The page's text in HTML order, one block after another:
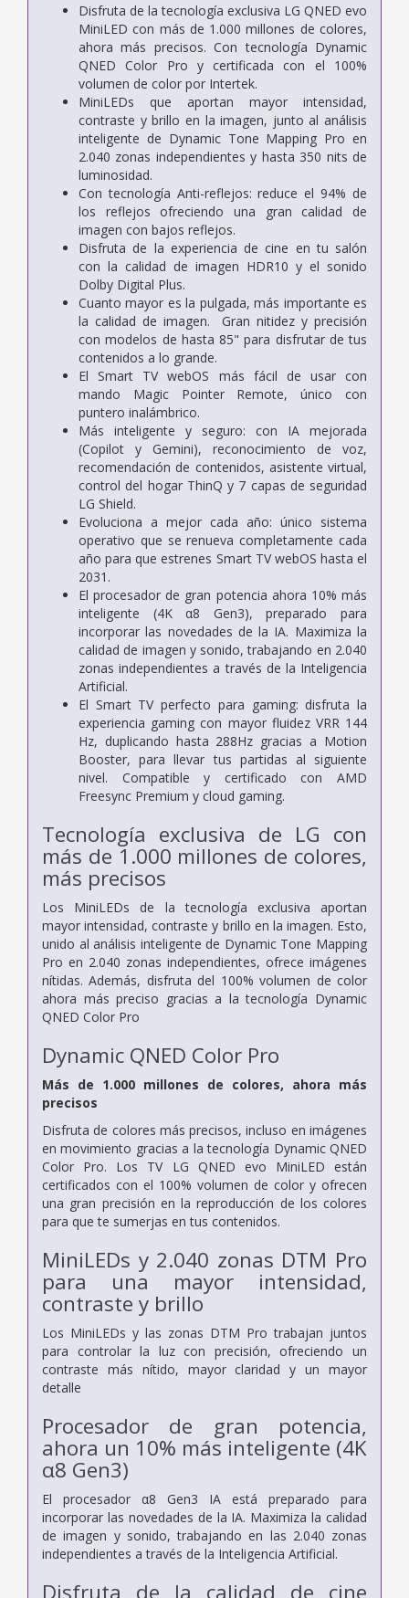
Disfruta de la tecnología exclusiva LG QNED evo
MiniLED con más de 1.000 millones de colores,
ahora más precisos. Con tecnología Dynamic
QNED Color Pro y certificada con el 100%
volumen de color por Intertek.
MiniLEDs que aportan mayor intensidad,
contraste y brillo en la imagen, junto al análisis
inteligente de Dynamic Tone Mapping Pro en
2.040 zonas independientes y hasta 350 nits de
luminosidad.
Con tecnología Anti-reflejos: reduce el 94% de
los reflejos ofreciendo una gran calidad de
imagen con bajos reflejos.
Disfruta de la experiencia de cine en tu salón
con la calidad de imagen HDR10 y el sonido
Dolby Digital Plus.
Cuanto mayor es la pulgada, más importante es
la calidad de imagen. Gran nitidez y precisión
con modelos de hasta 85" para disfrutar de tus
contenidos a lo grande.
El Smart TV webOS más fácil de usar con
mando Magic Pointer Remote, único con
puntero inalámbrico.
Más inteligente y seguro: con IA mejorada
(Copilot y Gemini), reconocimiento de voz,
recomendación de contenidos, asistente virtual,
control del hogar ThinQ y 7 capas de seguridad
LG Shield.
Evoluciona a mejor cada año: único sistema
operativo que se renueva completamente cada
año para que estrenes Smart TV webOS hasta el
2031.
El procesador de gran potencia ahora 10% más
inteligente (4K α8 Gen3), preparado para
incorporar las novedades de la IA. Maximiza la
calidad de imagen y sonido, trabajando en 2.040
zonas independientes a través de la Inteligencia
Artificial.
El Smart TV perfecto para gaming: disfruta la
experiencia gaming con mayor fluidez VRR 144
Hz, duplicando hasta 288Hz gracias a Motion
Booster, para llevar tus partidas al siguiente
nivel. Compatible y certificado con AMD
Freesync Premium y cloud gaming.
Tecnología exclusiva de LG con
más de 1.000 millones de colores,
más precisos
Los MiniLEDs de la tecnología exclusiva aportan
mayor intensidad, contraste y brillo en la imagen. Esto,
unido al análisis inteligente de Dynamic Tone Mapping
Pro en 2.040 zonas independientes, ofrece imágenes
nítidas. Además, disfruta del 100% volumen de color
ahora más preciso gracias a la tecnología Dynamic
QNED Color Pro
Dynamic QNED Color Pro
Más de 1.000 millones de colores, ahora más
precisos
Disfruta de colores más precisos, incluso en imágenes
en movimiento gracias a la tecnología Dynamic QNED
Color Pro. Los TV LG QNED evo MiniLED están
certificados con el 100% volumen de color y ofrecen
una gran precisión en la reproducción de los colores
para que te sumerjas en tus contenidos.
MiniLEDs y 2.040 zonas DTM Pro
para una mayor intensidad,
contraste y brillo
Los MiniLEDs y las zonas DTM Pro trabajan juntos
para controlar la luz con precisión, ofreciendo un
contraste más nítido, mayor claridad y un mayor
detalle
Procesador de gran potencia,
ahora un 10% más inteligente (4K
α8 Gen3)
El procesador α8 Gen3 IA está preparado para
incorporar las novedades de la IA. Maximiza la calidad
de imagen y sonido, trabajando en las 2.040 zonas
independientes a través de la Inteligencia Artificial.
Disfruta de la calidad de cine